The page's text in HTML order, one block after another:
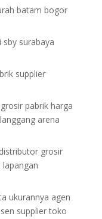
batam bogor
surabaya
supplier
pabrik harga
arena
grosir
ukurannya agen
supplier toko